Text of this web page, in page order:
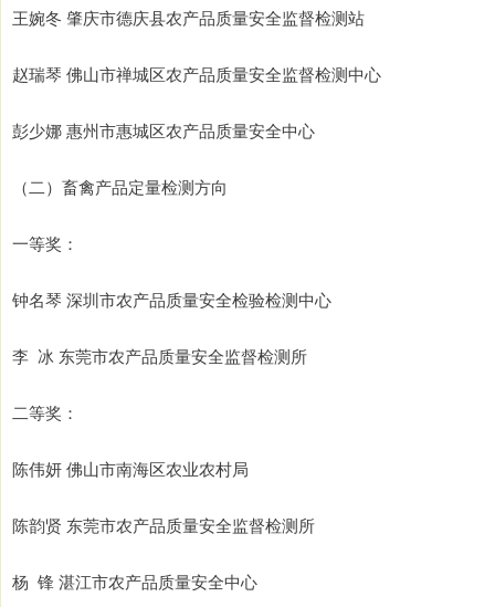
王婉冬 肇庆市德庆县农产品质量安全监督检测站
赵瑞琴 佛山市禅城区农产品质量安全监督检测中心
彭少娜 惠州市惠城区农产品质量安全中心
（二）畜禽产品定量检测方向
一等奖：
钟名琴 深圳市农产品质量安全检验检测中心
李 冰 东莞市农产品质量安全监督检测所
二等奖：
陈伟妍 佛山市南海区农业农村局
陈韵贤 东莞市农产品质量安全监督检测所
杨 锋 湛江市农产品质量安全中心